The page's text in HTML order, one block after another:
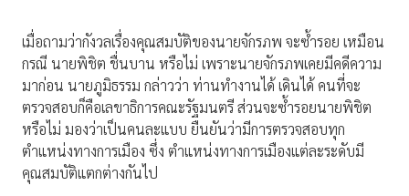
เมื่อถามว่ากังวลเรื่องคุณสมบัติของนายจักรภพ จะซ้ำรอย เหมือน
กรณี นายพิชิต ชื่นบาน หรือไม่ เพราะนายจักรภพเคยมีคดีความ
มาก่อน นายภูมิธรรม กล่าวว่า ท่านทำงานได้ เดินได้ คนที่จะ
ตรวจสอบก็คือเลขาธิการคณะรัฐมนตรี ส่วนจะซ้ำรอยนายพิชิต
หรือไม่ มองว่าเป็นคนละแบบ ยืนยันว่ามีการตรวจสอบทุก
ตำแหน่งทางการเมือง ซึ่ง ตำแหน่งทางการเมืองแต่ละระดับมี
คุณสมบัติแตกต่างกันไป